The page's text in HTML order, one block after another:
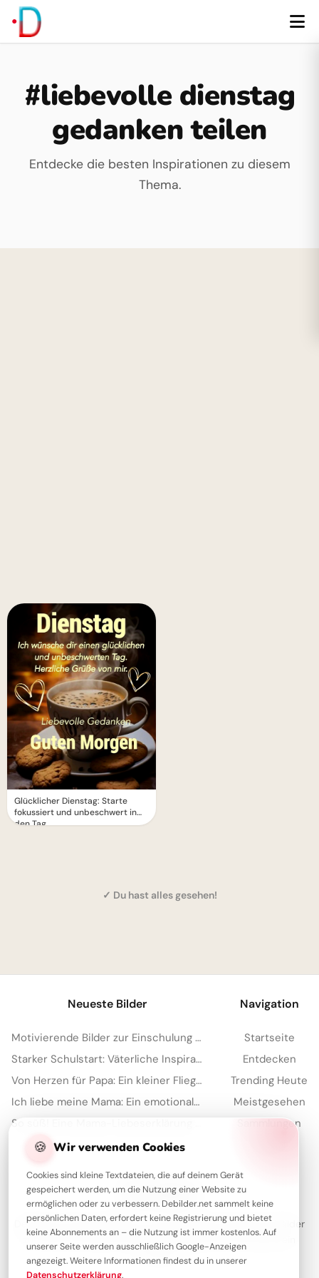
#liebevolle dienstag
gedanken teilen
Entdecke die besten Inspirationen zu diesem
Thema.
Glücklicher Dienstag: Starte
fokussiert und unbeschwert in
den Tag
✓ Du hast alles gesehen!
🍪 Wir verwenden Cookies
Cookies sind kleine Textdateien, die auf deinem Gerät
gespeichert werden, um die Nutzung einer Website zu
ermöglichen oder zu verbessern. Debilder.net sammelt keine
persönlichen Daten, erfordert keine Registrierung und bietet
keine Abonnements an – die Nutzung ist immer kostenlos. Auf
unserer Seite werden ausschließlich Google-Anzeigen
angezeigt. Weitere Informationen findest du in unserer
Datenschutzerklärung.
Neueste Bilder
Motivierende Bilder zur Einschulung mit Familienliebe – Herzlich für WhatsApp
Starker Schulstart: Väterliche Inspiration für Instagram
Von Herzen für Papa: Ein kleiner Fliegergruß zum Teilen via WhatsApp
Ich liebe meine Mama: Ein emotionaler Schulstart-Gruß für WhatsApp!
Navigation
Startseite
Entdecken
Trending Heute
Meistgesehen
Sammlungen
Über Debilder
Debilder ist deine Plattform für die schönsten Grüße und Bilder
zum Teilen. Entdecke unsere Sammlung und verschenke ein
Lächeln!